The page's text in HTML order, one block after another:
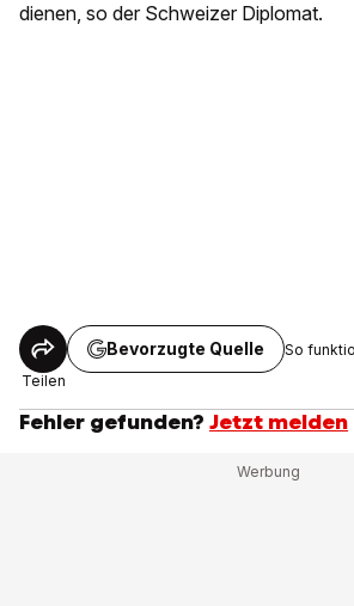
dienen, so der Schweizer Diplomat.
Teilen
Bevorzugte Quelle So
Fehler gefunden? Jetzt melden